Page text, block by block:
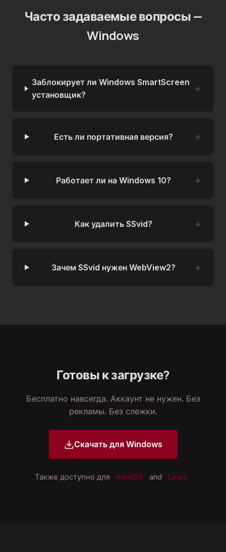
Часто задаваемые вопросы —
Windows
Заблокирует ли Windows SmartScreen
установщик?
Есть ли портативная версия?
Работает ли на Windows 10?
Как удалить SSvid?
Зачем SSvid нужен WebView2?
Готовы к загрузке?
Бесплатно навсегда. Аккаунт не нужен. Без
рекламы. Без слежки.
Скачать для Windows
Также доступно для macOS and Linux